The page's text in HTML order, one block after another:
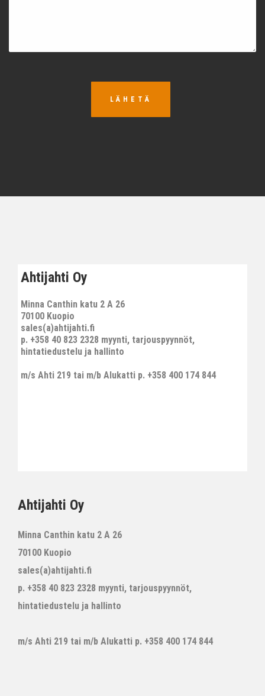
LÄHETÄ
Ahtijahti Oy
Minna Canthin katu 2 A 26
70100 Kuopio
sales(a)ahtijahti.fi
p. +358 40 823 2328 myynti, tarjouspyynnöt,
hintatiedustelu ja hallinto
m/s Ahti 219 tai m/b Alukatti p. +358 400 174 844
Ahtijahti Oy
Minna Canthin katu 2 A 26
70100 Kuopio
sales(a)ahtijahti.fi
p. +358 40 823 2328 myynti, tarjouspyynnöt,
hintatiedustelu ja hallinto
m/s Ahti 219 tai m/b Alukatti p. +358 400 174 844